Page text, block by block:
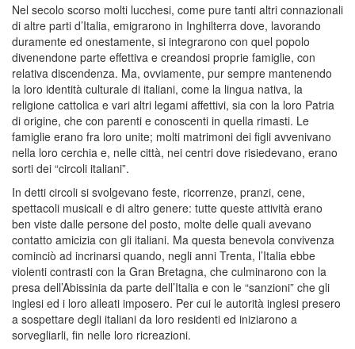
Nel secolo scorso molti lucchesi, come pure tanti altri connazionali
di altre parti d’Italia, emigrarono in Inghilterra dove, lavorando
duramente ed onestamente, si integrarono con quel popolo
divenendone parte effettiva e creandosi proprie famiglie, con
relativa discendenza. Ma, ovviamente, pur sempre mantenendo
la loro identità culturale di italiani, come la lingua nativa, la
religione cattolica e vari altri legami affettivi, sia con la loro Patria
di origine, che con parenti e conoscenti in quella rimasti. Le
famiglie erano fra loro unite; molti matrimoni dei figli avvenivano
nella loro cerchia e, nelle città, nei centri dove risiedevano, erano
sorti dei “circoli italiani”.
In detti circoli si svolgevano feste, ricorrenze, pranzi, cene,
spettacoli musicali e di altro genere: tutte queste attività erano
ben viste dalle persone del posto, molte delle quali avevano
contatto amicizia con gli italiani. Ma questa benevola convivenza
cominciò ad incrinarsi quando, negli anni Trenta, l’Italia ebbe
violenti contrasti con la Gran Bretagna, che culminarono con la
presa dell’Abissinia da parte dell’Italia e con le “sanzioni” che gli
inglesi ed i loro alleati imposero. Per cui le autorità inglesi presero
a sospettare degli italiani da loro residenti ed iniziarono a
sorvegliarli, fin nelle loro ricreazioni.